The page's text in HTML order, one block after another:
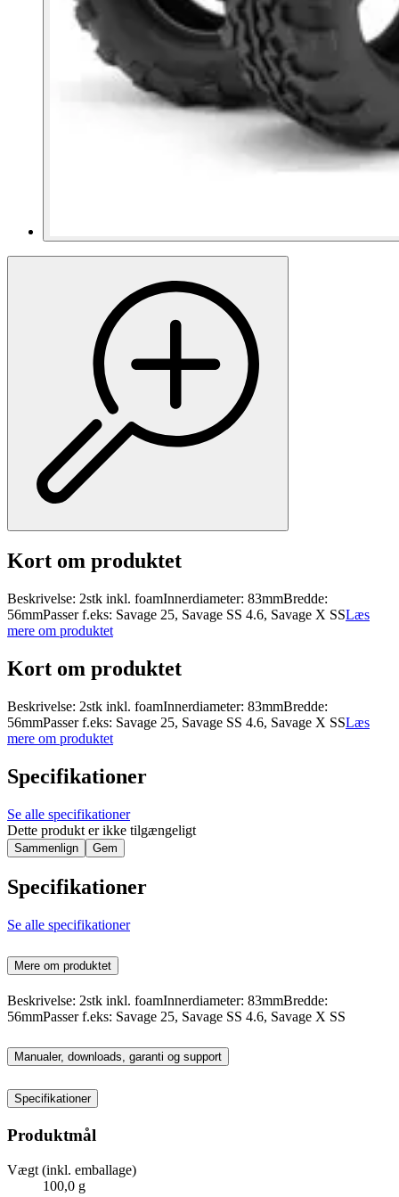
Kort om produktet
Beskrivelse: 2stk inkl. foamInnerdiameter: 83mmBredde:
56mmPasser f.eks: Savage 25, Savage SS 4.6, Savage X SSLæs
mere om produktet
Kort om produktet
Beskrivelse: 2stk inkl. foamInnerdiameter: 83mmBredde:
56mmPasser f.eks: Savage 25, Savage SS 4.6, Savage X SSLæs
mere om produktet
Specifikationer
Se alle specifikationer
Dette produkt er ikke tilgængeligt
Sammenlign Gem
Specifikationer
Se alle specifikationer
Mere om produktet
Beskrivelse: 2stk inkl. foamInnerdiameter: 83mmBredde:
56mmPasser f.eks: Savage 25, Savage SS 4.6, Savage X SS
Manualer, downloads, garanti og support
Specifikationer
Produktmål
Vægt (inkl. emballage)
100,0 g